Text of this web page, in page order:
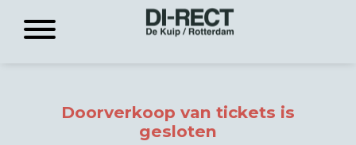
Doorverkoop van tickets is
gesloten